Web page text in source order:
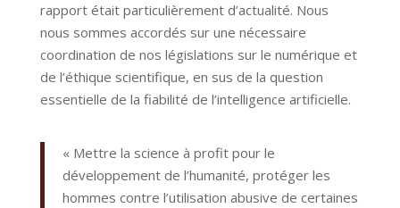
rapport était particulièrement d’actualité. Nous
nous sommes accordés sur une nécessaire
coordination de nos législations sur le numérique et
de l’éthique scientifique, en sus de la question
essentielle de la fiabilité de l’intelligence artificielle.
« Mettre la science à profit pour le
développement de l’humanité, protéger les
hommes contre l’utilisation abusive de certaines